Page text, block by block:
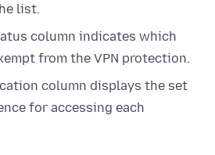
list.
column indicates which
from the VPN protection.
column displays the set
for accessing each